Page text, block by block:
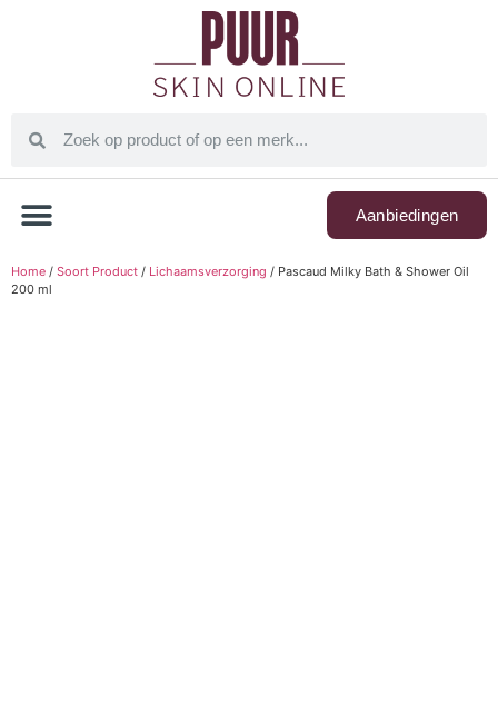
Aanbiedingen
Home / Soort Product / Lichaamsverzorging / Pascaud Milky Bath & Shower Oil
200 ml